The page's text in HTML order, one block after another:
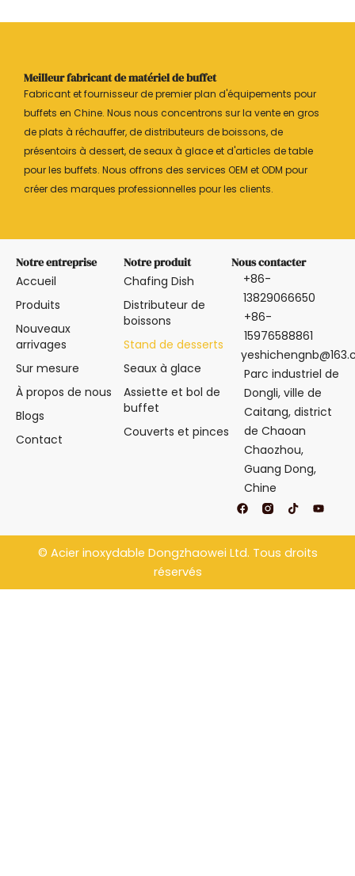
Meilleur fabricant de matériel de buffet
Fabricant et fournisseur de premier plan d'équipements pour
buffets en Chine. Nous nous concentrons sur la vente en gros
de plats à réchauffer, de distributeurs de boissons, de
présentoirs à dessert, de seaux à glace et d'articles de table
pour les buffets. Nous offrons des services OEM et ODM pour
créer des marques professionnelles pour les clients.
Notre entreprise
Accueil
Produits
Nouveaux
arrivages
Sur mesure
À propos de nous
Blogs
Contact
Notre produit
Chafing Dish
Distributeur de
boissons
Stand de desserts
Seaux à glace
Assiette et bol de
buffet
Couverts et pinces
Nous contacter
+86-
13829066650
+86-
15976588861
Parc industriel de
Dongli, ville de
Caitang, district
de Chaoan
Chaozhou,
Guang Dong,
Chine
F
a
e
b
o
T
i
t
o
k
Y
o
t
© Acier inoxydable Dongzhaowei Ltd. Tous droits
réservés